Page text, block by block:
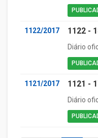
1122/2017 1122 -
Diário
1121/2017 1121 -
Diário